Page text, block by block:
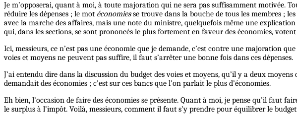
Je m’opposerai, quant à moi, à toute majoration qui ne sera pas suffisamment motivée.
réduire les dépenses ; le mot économiesse trouve dans la bouche de tous les membres ;
avec la marche des affaires, mais une note du ministre, quelquefois même une
qui, dans les sections, se sont prononcés le plus fortement en faveur des économies,
Ici, messieurs, ce n’est pas une économie que je demande, c’est contre une majoration
voies et moyens ne peuvent pas suffire, il faut s’arrêter une bonne fois dans ces dépenses.
J’ai entendu dire dans la discussion du budget des voies et moyens, qu’il y a deux
demandait des économies ; c’est sur ces bancs que l’on parlait le plus d’économies.
Eh bien, l’occasion de faire des économies se présente. Quant à moi, je pense qu’il faut
le surplus à l’impôt. Voilà, messieurs, comment il faut s’y prendre pour équilibrer le